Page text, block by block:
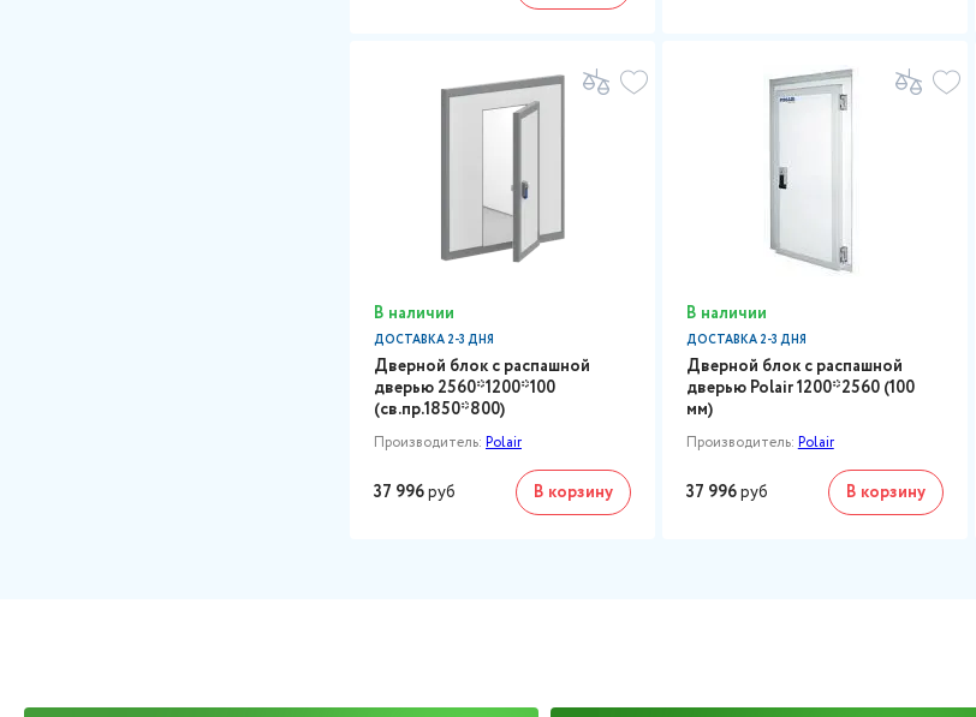
В наличии
ДОСТАВКА 2-3 ДНЯ
Дверной блок с распашной
дверью 2560*1200*100
(св.пр.1850*800)
Производитель: Polair
37 996руб В корзину
В наличии
ДОСТАВКА 2-3 ДНЯ
Дверной блок с распашной
дверью Polair 1200*2560 (100
мм)
Производитель: Polair
37 996руб В корзину